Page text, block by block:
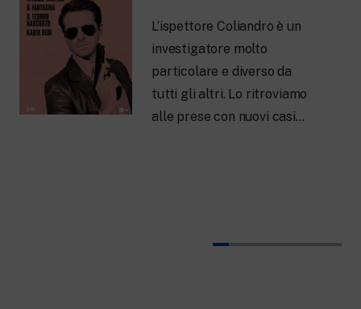
L’ispettore Coliandro è un
investigatore molto
particolare e diverso da
tutti gli altri. Lo ritroviamo
alle prese con nuovi casi…